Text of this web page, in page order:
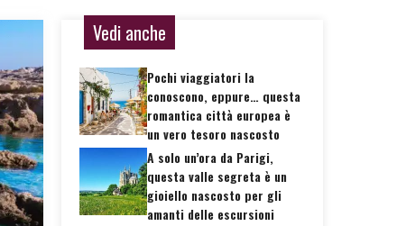
Vedi anche
Pochi viaggiatori la
conoscono, eppure… questa
romantica città europea è
un vero tesoro nascosto
A solo un’ora da Parigi,
questa valle segreta è un
gioiello nascosto per gli
amanti delle escursioni